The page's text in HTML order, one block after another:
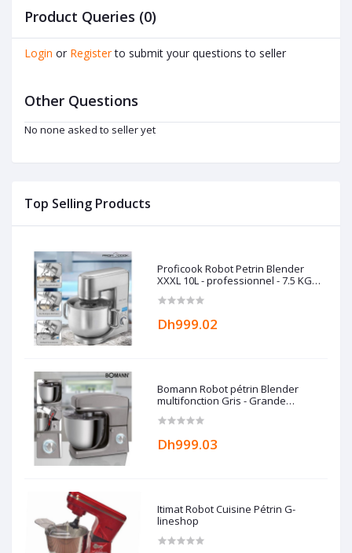
Top Selling Products
Proficook Robot Petrin Blender
XXXL 10L - professionnel - 7.5 KG
Dh999.02
Bomann Robot pétrin Blender
multifonction Gris - Grande
Dh999.03
Itimat Robot Cuisine Pétrin G-
lineshop
Product Queries (0)
Login or Register to submit your questions to seller
Other Questions
No none asked to seller yet